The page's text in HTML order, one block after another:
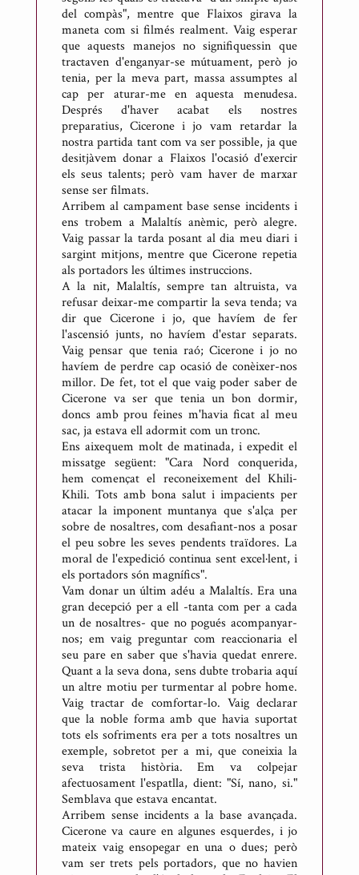
del compàs", mentre que Flaixos girava la
maneta com si filmés realment. Vaig esperar
que aquests manejos no signifiquessin que
tractaven d'enganyar-se mútuament, però jo
tenia, per la meva part, massa assumptes al
cap per aturar-me en aquesta menudesa.
Després d'haver acabat els nostres
preparatius, Cicerone i jo vam retardar la
nostra partida tant com va ser possible, ja que
desitjàvem donar a Flaixos l'ocasió d'exercir
els seus talents; però vam haver de marxar
sense ser filmats.
Arribem al campament base sense incidents i
ens trobem a Malaltís anèmic, però alegre.
Vaig passar la tarda posant al dia meu diari i
sargint mitjons, mentre que Cicerone repetia
als portadors les últimes instruccions.
A la nit, Malaltís, sempre tan altruista, va
refusar deixar-me compartir la seva tenda; va
dir que Cicerone i jo, que havíem de fer
l'ascensió junts, no havíem d'estar separats.
Vaig pensar que tenia raó; Cicerone i jo no
havíem de perdre cap ocasió de conèixer-nos
millor. De fet, tot el que vaig poder saber de
Cicerone va ser que tenia un bon dormir,
doncs amb prou feines m'havia ficat al meu
sac, ja estava ell adormit com un tronc.
Ens aixequem molt de matinada, i expedit el
missatge següent: "Cara Nord conquerida,
hem començat el reconeixement del Khili-
Khili. Tots amb bona salut i impacients per
atacar la imponent muntanya que s'alça per
sobre de nosaltres, com desafiant-nos a posar
el peu sobre les seves pendents traïdores. La
moral de l'expedició continua sent excel·lent, i
els portadors són magnífics".
Vam donar un últim adéu a Malaltís. Era una
gran decepció per a ell -tanta com per a cada
un de nosaltres- que no pogués acompanyar-
nos; em vaig preguntar com reaccionaria el
seu pare en saber que s'havia quedat enrere.
Quant a la seva dona, sens dubte trobaria aquí
un altre motiu per turmentar al pobre home.
Vaig tractar de comfortar-lo. Vaig declarar
que la noble forma amb que havia suportat
tots els sofriments era per a tots nosaltres un
exemple, sobretot per a mi, que coneixia la
seva trista història. Em va colpejar
afectuosament l'espatlla, dient: "Sí, nano, si."
Semblava que estava encantat.
Arribem sense incidents a la base avançada.
Cicerone va caure en algunes esquerdes, i jo
mateix vaig ensopegar en una o dues; però
vam ser trets pels portadors, que no havien